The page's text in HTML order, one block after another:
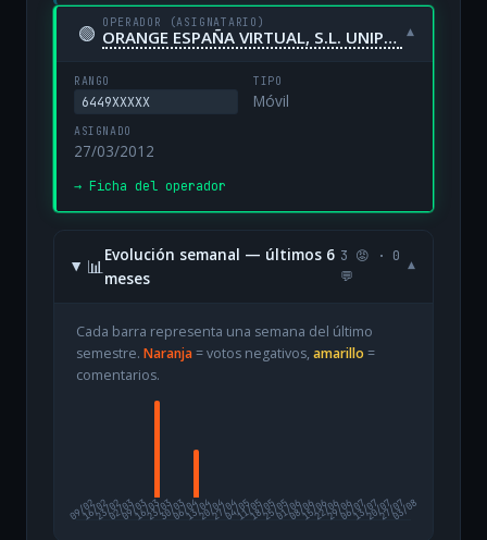
🟢 OPERADOR (ASIGNATARIO)
ORANGE ESPAÑA VIRTUAL, S.L. UNIPERSONAL ▾
RANGO
6449XXXXX
TIPO
Móvil
ASIGNADO
27/03/2012
→ Ficha del operador
📊
Evolución semanal — últimos 6
meses
3 😡 · 0
💬
▾
Cada barra representa una semana del último
semestre. Naranja= votos negativos, amarillo =
comentarios.
09/02
16/0223/0202/0309/0316/0323/0330/0306/0413/0420/0427/0404/0511/0518/0525/0501/0608/0615/0622/0629/0606/0713/0720/0727/07
03/08